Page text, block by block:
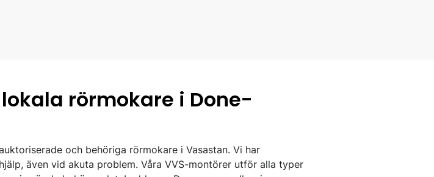
rörmokare i Done-
och behöriga rörmokare i Vasastan. Vi har
även vid akuta problem. Våra VVS-montörer utför alla typer